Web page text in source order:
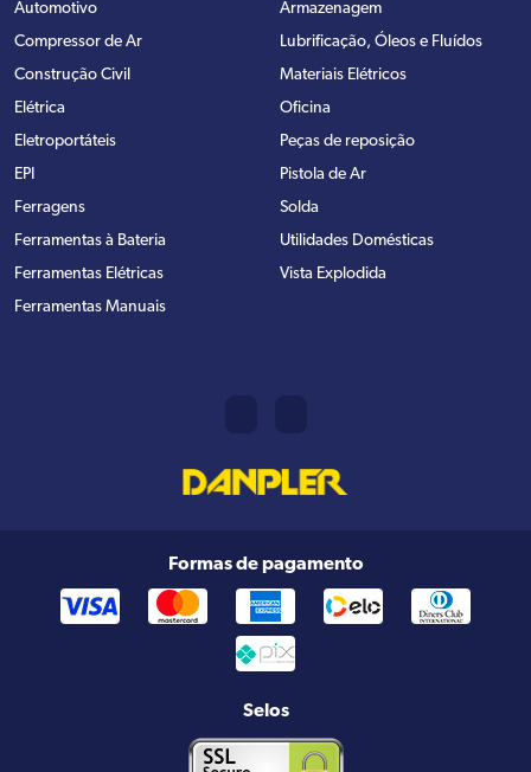
Automotivo
Compressor de Ar
Construção Civil
Elétrica
Eletroportáteis
EPI
Ferragens
Ferramentas à Bateria
Ferramentas Elétricas
Ferramentas Manuais
Armazenagem
Lubrificação, Óleos e Fluídos
Materiais Elétricos
Oficina
Peças de reposição
Pistola de Ar
Solda
Utilidades Domésticas
Vista Explodida
Formas de pagamento
Selos